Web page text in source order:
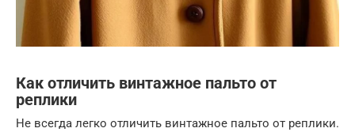
Как отличить винтажное пальто от
реплики
Не всегда легко отличить винтажное пальто от реплики.